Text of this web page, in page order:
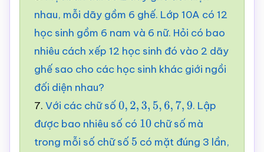
nhau, mỗi dãy gồm 6 ghế. Lớp 10A có 12
học sinh gồm 6 nam và 6 nữ. Hỏi có bao
nhiêu cách xếp 12 học sinh đó vào 2 dãy
ghế sao cho các học sinh khác giới ngồi
đối diện nhau?
7. Với các chữ số 0, 2,3,5,6 ,7 9
. Lập
được bao nhiêu số có 10 chữ số mà
trong mỗi số chữ số 5 có mặt đúng 3 lần,